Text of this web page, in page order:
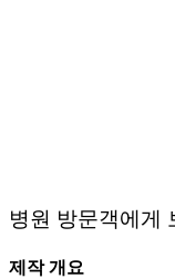
병원 방문객에게
제작 개요